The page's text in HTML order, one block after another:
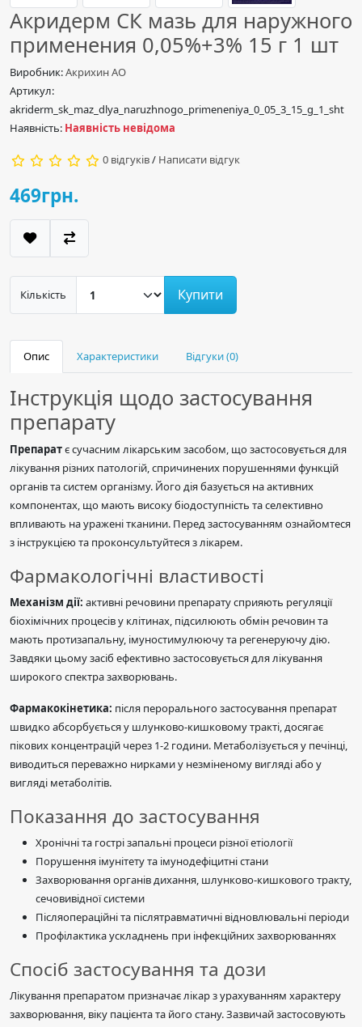
Акридерм СК мазь для наружного
применения 0,05%+3% 15 г 1 шт
Виробник:Акрихин АО
Артикул:
akriderm_sk_maz_dlya_naruzhnogo_primeneniya_0_05_3_15_g_1_sht
Наявність: Наявність невідома
0 відгуків/ Написати відгук
469грн.
Кількість Купити
Опис Характеристики Відгуки (0)
Інструкція щодо застосування
препарату
Препаратє сучасним лікарським засобом, що застосовується для
лікування різних патологій, спричинених порушеннями функцій
органів та систем організму. Його дія базується на активних
компонентах, що мають високу біодоступність та селективно
впливають на уражені тканини. Перед застосуванням ознайомтеся
з інструкцією та проконсультуйтеся з лікарем.
Фармакологічні властивості
Механізм дії: активні речовини препарату сприяють регуляції
біохімічних процесів у клітинах, підсилюють обмін речовин та
мають протизапальну, імуностимулюючу та регенеруючу дію.
Завдяки цьому засіб ефективно застосовується для лікування
широкого спектра захворювань.
Фармакокінетика: після перорального застосування препарат
швидко абсорбується у шлунково-кишковому тракті, досягає
пікових концентрацій через 1-2 години. Метаболізується у печінці,
виводиться переважно нирками у незміненому вигляді або у
вигляді метаболітів.
Показання до застосування
Хронічні та гострі запальні процеси різної етіології
Порушення імунітету та імунодефіцитні стани
Захворювання органів дихання, шлунково-кишкового тракту,
сечовивідної системи
Післяопераційні та післятравматичні відновлювальні періоди
Профілактика ускладнень при інфекційних захворюваннях
Спосіб застосування та дози
Лікування препаратом призначає лікар з урахуванням характеру
захворювання, віку пацієнта та його стану. Зазвичай застосовують